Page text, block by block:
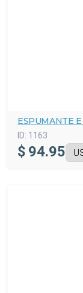
ESPUMANTE
ID: 1163
$ 94.95